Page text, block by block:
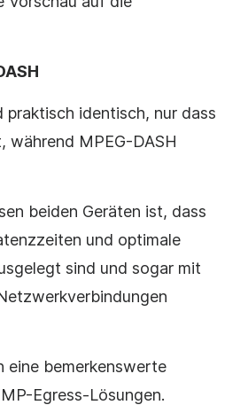
praktisch identisch, nur dass
während MPEG-DASH
beiden Geräten ist, dass
und optimale
sind und sogar mit
eine bemerkenswerte
Egress-Lösungen.